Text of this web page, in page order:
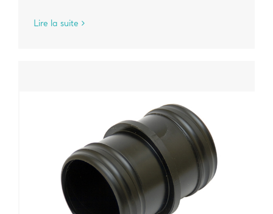
Lire la suite